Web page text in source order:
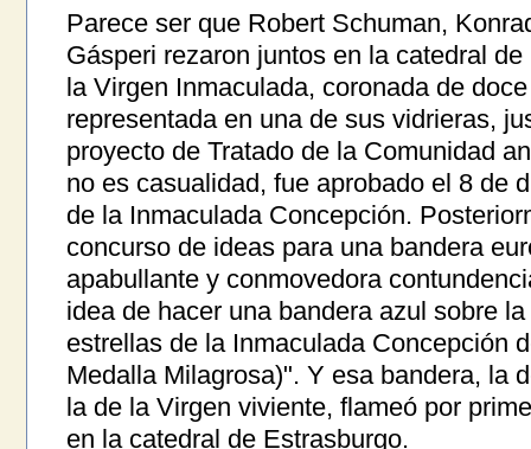
Parece ser que Robert Schuman,
Gásperi rezaron juntos en la catedral
la Virgen Inmaculada, coronada de
representada en una de sus vidrieras,
proyecto de Tratado de la Comunidad
no es casualidad, fue aprobado el 8 de
de la Inmaculada Concepción.
concurso de ideas para una bandera
apabullante y conmovedora
idea de hacer una bandera azul sobre
estrellas de la Inmaculada Concepción
Medalla Milagrosa)". Y esa bandera, la
la de la Virgen viviente, flameó por
en la catedral de Estrasburgo.